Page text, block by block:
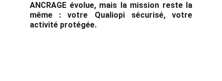
ANCRAGE évolue, mais la mission reste la
même : votre Qualiopi sécurisé, votre
activité protégée.